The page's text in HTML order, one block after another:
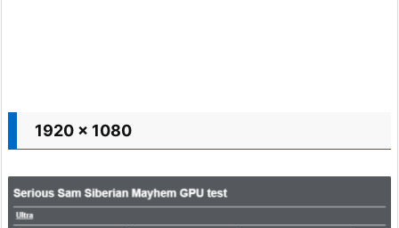
1920 x 1080